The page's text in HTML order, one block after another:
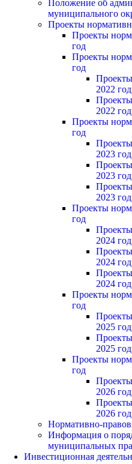
Положение об
муниципального
Проекты
Проекты
год
Проекты
год
2022 год
2022 год
Проекты
год
2023 год
2023 год
2023 год
Проекты
год
2024 год
2024 год
2024 год
Проекты
год
2025 год
2025 год
Проекты
год
2026 год
2026 год
Нормативно-
Информация о
муниципальных
Инвестиционная